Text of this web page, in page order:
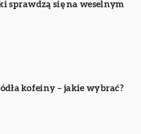
sprawdzą się na weselnym
kofeiny – jakie wybrać?